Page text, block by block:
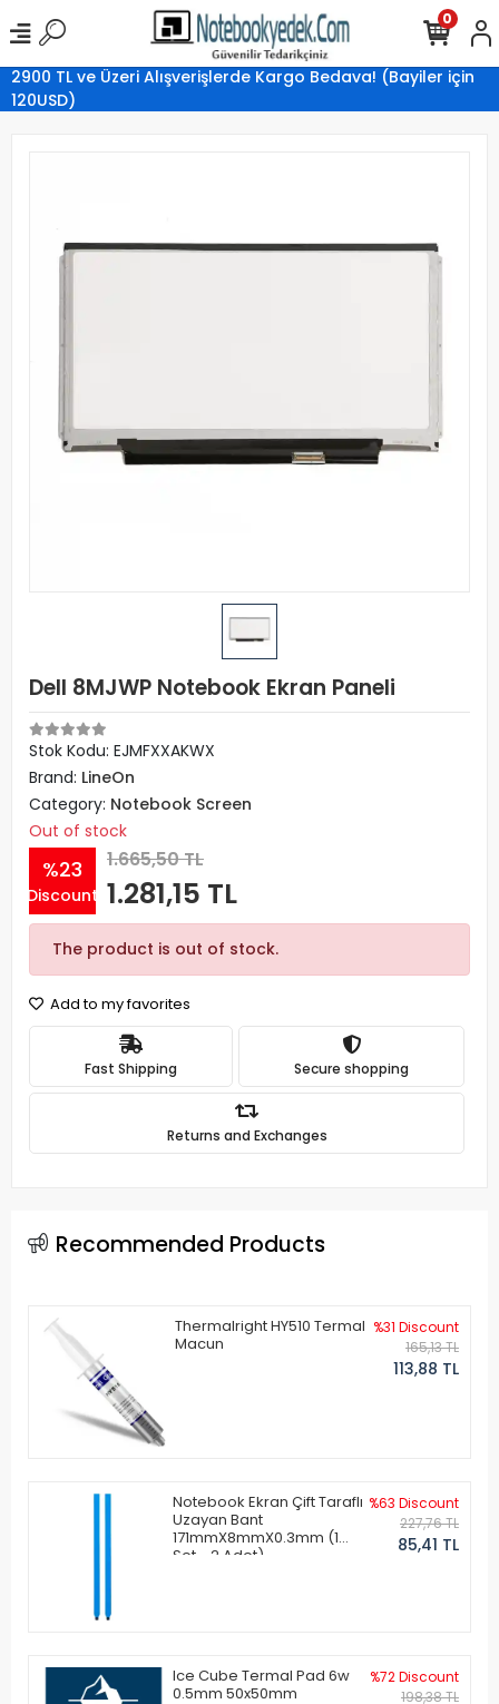
2900 TL ve Üzeri Alışverişlerde Kargo Bedava! (Bayiler için
120USD)
0
Dell 8MJWP Notebook Ekran Paneli
Stok Kodu: EJMFXXAKWX
Brand: LineOn
Category: Notebook Screen
Out of stock
%23
Discount
1.665,50 TL
1.281,15 TL
The product is out of stock.
Add to my favorites
Fast Shipping Secure shopping
Returns and Exchanges
Recommended Products
Thermalright HY510 Termal
Macun
%31 Discount
165,13 TL
113,88 TL
Notebook Ekran Çift Taraflı
Uzayan Bant
171mmX8mmX0.3mm (1
Set - 2 Adet)
%63 Discount
227,76 TL
85,41 TL
Ice Cube Termal Pad 6w
0.5mm 50x50mm
%72 Discount
198,38 TL